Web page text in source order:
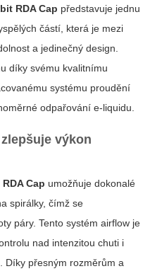
RDA Cap představuje jednu
částí, která je mezi
a jedinečný design.
díky svému kvalitnímu
systému proudění
odpařování e-liquidu.
zlepšuje výkon
Cap umožňuje dokonalé
spirálky, čímž se
páry. Tento systém airflow je
nad intenzitou chuti i
Díky přesným rozměrům a